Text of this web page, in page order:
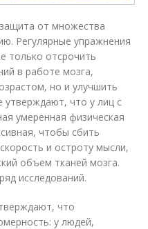
от множества
Регулярные упражнения
только отсрочить
в работе мозга,
но и улучшить
утверждают, что у лиц с
умеренная физическая
чтобы сбить
и остроту мысли,
объем тканей мозга.
исследований.
что
у людей,